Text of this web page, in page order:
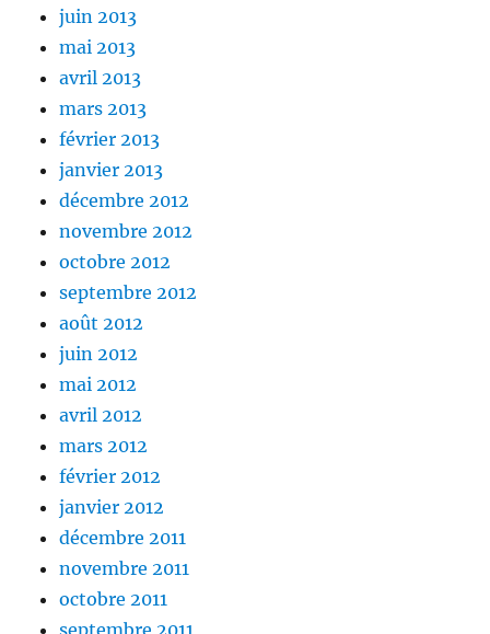
juin 2013
mai 2013
avril 2013
mars 2013
février 2013
janvier 2013
décembre 2012
novembre 2012
octobre 2012
septembre 2012
août 2012
juin 2012
mai 2012
avril 2012
mars 2012
février 2012
janvier 2012
décembre 2011
novembre 2011
octobre 2011
septembre 2011